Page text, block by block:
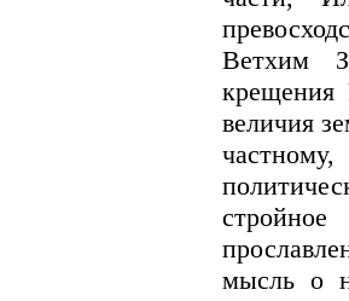
Ветхим
крещения
величия
мысль о